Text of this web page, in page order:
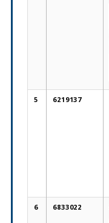
5 6219137
6 6833022